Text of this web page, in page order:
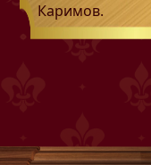
Каримов.